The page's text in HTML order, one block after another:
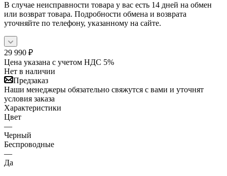
В случае неисправности товара у вас есть 14 дней на обмен
или возврат товара. Подробности обмена и возврата
уточняйте по телефону, указанному на сайте.
29 990 ₽
Цена указана с учетом НДС 5%
Нет в наличии
Предзаказ
Наши менеджеры обязательно свяжутся с вами и уточнят
условия заказа
Характеристики
Цвет
—
Черный
Беспроводные
—
Да